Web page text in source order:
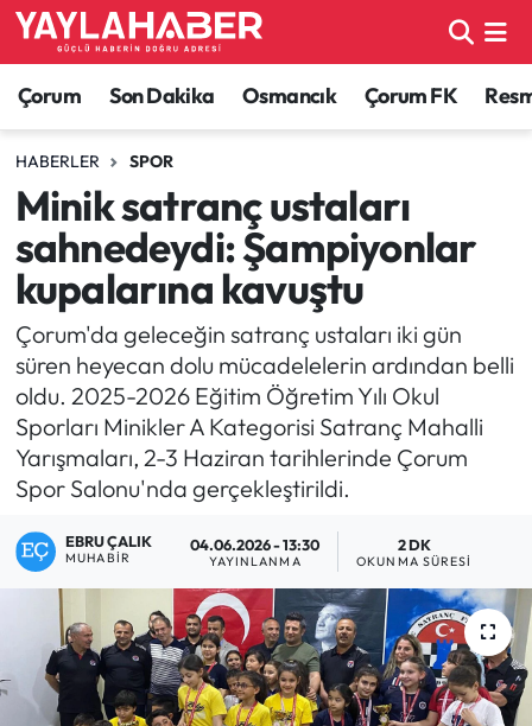
Çorum Son Dakika Osmancık Çorum FK
HABERLER SPOR
Minik satranç ustaları
sahnedeydi: Şampiyonlar
kupalarına kavuştu
Çorum'da geleceğin satranç ustaları iki gün
süren heyecan dolu mücadelelerin ardından belli
oldu. 2025-2026 Eğitim Öğretim Yılı Okul
Sporları Minikler A Kategorisi Satranç Mahalli
Yarışmaları, 2-3 Haziran tarihlerinde Çorum
Spor Salonu'nda gerçekleştirildi.
EBRU ÇALIK
MUHABIR
04.06.2026 - 13:30
YAYINLANMA
2 DK
OKUNMA SÜRESI
Alaca Haberleri
Bayat Haberleri
Bilgi - Keşfet Haberleri
Bilim ve Teknoloji
Boğazkale Haberleri
Çorum Haberleri
Çorum Son Dakika Haberleri
Ekonomi
Güncel
Çorum Nöbetçi Eczaneler
Çorum Hava Durumu
Çorum Namaz Vakitleri
Çorum Trafik Yoğunluk Haritası
TFF 1.Lig Puan Durumu ve Fikstür
Tüm Manşetler
Son Dakika Haberleri